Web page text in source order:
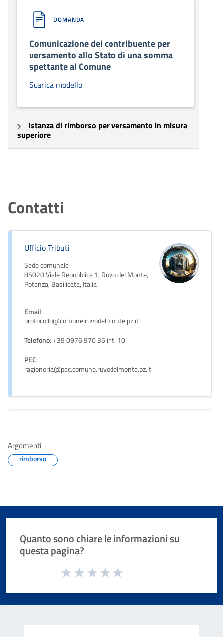
DOMANDA
Comunicazione del contribuente per
versamento allo Stato di una somma
spettante al Comune
Scarica modello
Istanza di rimborso per versamento in misura
superiore
Contatti
Ufficio Tributi
Sede comunale
85020 Viale Repubblica 1, Ruvo del Monte,
Potenza, Basilicata, Italia
Email:
protocollo@comune.ruvodelmonte.pz.it
Telefono: +39 0976 970 35 int. 10
PEC:
ragioneria@pec.comune.ruvodelmonte.pz.it
Argomenti
rimborso
Quanto sono chiare le informazioni su
questa pagina?
Valuta da 1 a 5 stelle la pagina